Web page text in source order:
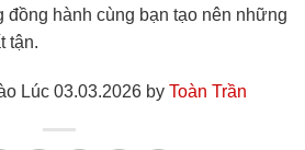
đồng hành cùng bạn tạo nên những
tận.
Lúc 03.03.2026 by Toàn Trần